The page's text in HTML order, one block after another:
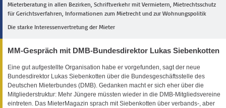
Mieterberatung in allen Bezirken, Schriftverkehr mit Vermietern, Mietrechtsschutz
für Gerichtsverfahren, Informationen zum Mietrecht und zur Wohnungspolitik
Die starke Interessenvertretung der Mieter
MM-Gespräch mit DMB-Bundesdirektor Lukas Siebenkotten
Eine gut aufgestellte Organisation habe er vorgefunden, sagt der neue
Bundesdirektor Lukas Siebenkotten über die Bundesgeschäftsstelle des
Deutschen Mieterbundes (DMB). Gedanken macht er sich eher über die
Mitgliederstruktur: Mehr Jüngere müssten wieder in die DMB-Mitgliedsvereine
eintreten. Das MieterMagazin sprach mit Siebenkotten über verbands-, aber